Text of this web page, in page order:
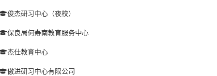
俊杰研习中心（夜校）
保良局何寿南教育服务中心
杰仕教育中心
傲进研习中心有限公司